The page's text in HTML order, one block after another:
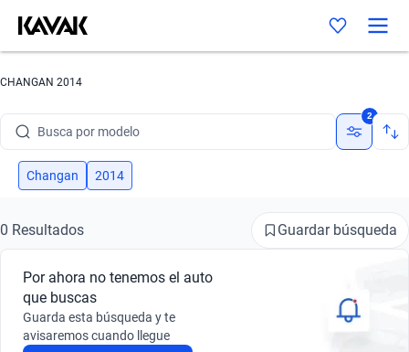
CHANGAN 2014
Busca por modelo
Busca por versión
Busca por marca
Busca por modelo
Busca por versión
2
Changan 2014
0 Resultados Guardar búsqueda
Por ahora no tenemos el auto
que buscas
Guarda esta búsqueda y te
avisaremos cuando llegue